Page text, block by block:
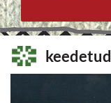
keedetud